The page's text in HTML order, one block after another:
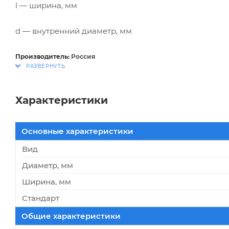
l — ширина, мм
d — внутренний диаметр, мм
Производитель: Россия
Характеристики
Основные характеристики
Вид
Диаметр, мм
Ширина, мм
Стандарт
Общие характеристики